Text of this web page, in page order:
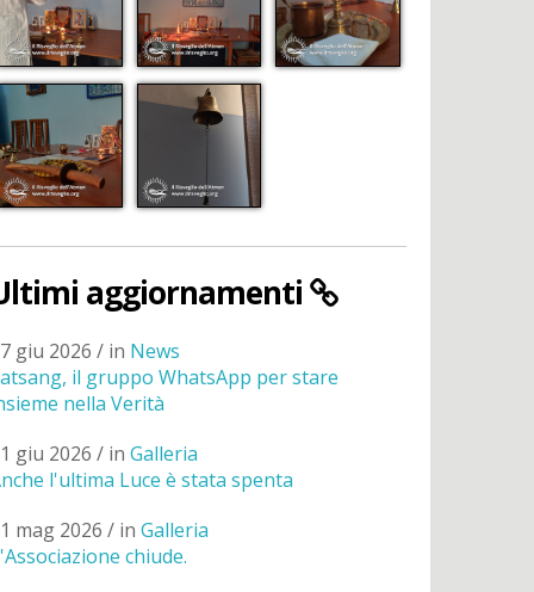
aggiornamenti
giu 2026 / in News
il gruppo WhatsApp per stare
nella Verità
giu 2026 / in Galleria
l'ultima Luce è stata spenta
mag 2026 / in Galleria
chiude.